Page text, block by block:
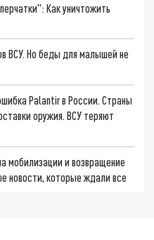
Как уничтожить
ВСУ. Но беды для малышей не
Palantir в России. Страны
оружия. ВСУ теряют
мобилизации и возвращение
новости, которые ждали все